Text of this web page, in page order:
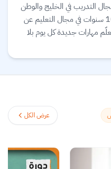
التدريب في الخليج والوطن
العربي منذ أكثر من 10 سنوات في مجال التعليم عن
مهارات جديدة كل يوم بلا
محتوى المنصة ومتابعة مئات
عرض الكل